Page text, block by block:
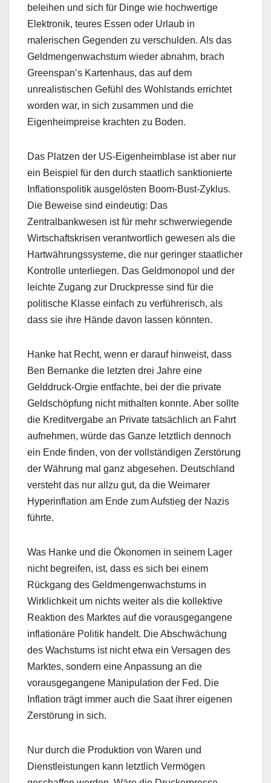
beleihen und sich für Dinge wie hochwertige
Elektronik, teures Essen oder Urlaub in
malerischen Gegenden zu verschulden. Als das
Geldmengenwachstum wieder abnahm, brach
Greenspan’s Kartenhaus, das auf dem
unrealistischen Gefühl des Wohlstands errichtet
worden war, in sich zusammen und die
Eigenheimpreise krachten zu Boden.
Das Platzen der US-Eigenheimblase ist aber nur
ein Beispiel für den durch staatlich sanktionierte
Inflationspolitik ausgelösten Boom-Bust-Zyklus.
Die Beweise sind eindeutig: Das
Zentralbankwesen ist für mehr schwerwiegende
Wirtschaftskrisen verantwortlich gewesen als die
Hartwährungssysteme, die nur geringer staatlicher
Kontrolle unterliegen. Das Geldmonopol und der
leichte Zugang zur Druckpresse sind für die
politische Klasse einfach zu verführerisch, als
dass sie ihre Hände davon lassen könnten.
Hanke hat Recht, wenn er darauf hinweist, dass
Ben Bernanke die letzten drei Jahre eine
Gelddruck-Orgie entfachte, bei der die private
Geldschöpfung nicht mithalten konnte. Aber sollte
die Kreditvergabe an Private tatsächlich an Fahrt
aufnehmen, würde das Ganze letztlich dennoch
ein Ende finden, von der vollständigen Zerstörung
der Währung mal ganz abgesehen. Deutschland
versteht das nur allzu gut, da die Weimarer
Hyperinflation am Ende zum Aufstieg der Nazis
führte.
Was Hanke und die Ökonomen in seinem Lager
nicht begreifen, ist, dass es sich bei einem
Rückgang des Geldmengenwachstums in
Wirklichkeit um nichts weiter als die kollektive
Reaktion des Marktes auf die vorausgegangene
inflationäre Politik handelt. Die Abschwächung
des Wachstums ist nicht etwa ein Versagen des
Marktes, sondern eine Anpassung an die
vorausgegangene Manipulation der Fed. Die
Inflation trägt immer auch die Saat ihrer eigenen
Zerstörung in sich.
Nur durch die Produktion von Waren und
Dienstleistungen kann letztlich Vermögen